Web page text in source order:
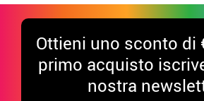
Ottieni uno sconto di
primo acquisto
nostra